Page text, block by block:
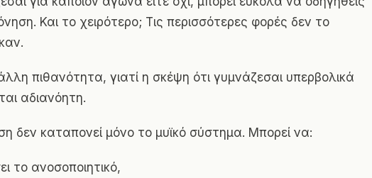
Και το χειρότερο; Τις περισσότερες φορές δεν το
πιθανότητα, γιατί η σκέψη ότι γυμνάζεσαι υπερβολικά
αδιανόητη.
δεν καταπονεί μόνο το μυϊκό σύστημα. Μπορεί να:
το ανοσοποιητικό,